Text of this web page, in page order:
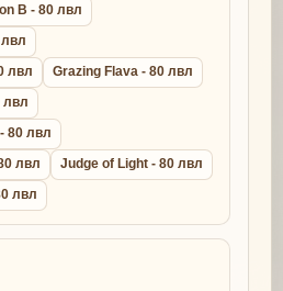
B - 80 лвл
лвл
Grazing Flava - 80 лвл
лвл
80 лвл
лвл
Judge of Light - 80 лвл
лвл